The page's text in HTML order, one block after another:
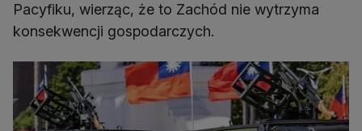
Pacyfiku, wierząc, że to Zachód nie wytrzyma
konsekwencji gospodarczych.